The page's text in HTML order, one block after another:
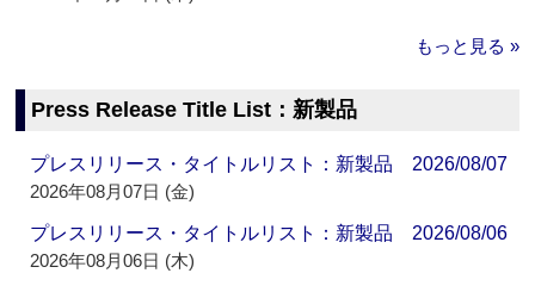
もっと見る »
Press Release Title List：新製品
プレスリリース・タイトルリスト：新製品 2026/08/07
2026年08月07日 (金)
プレスリリース・タイトルリスト：新製品 2026/08/06
2026年08月06日 (木)